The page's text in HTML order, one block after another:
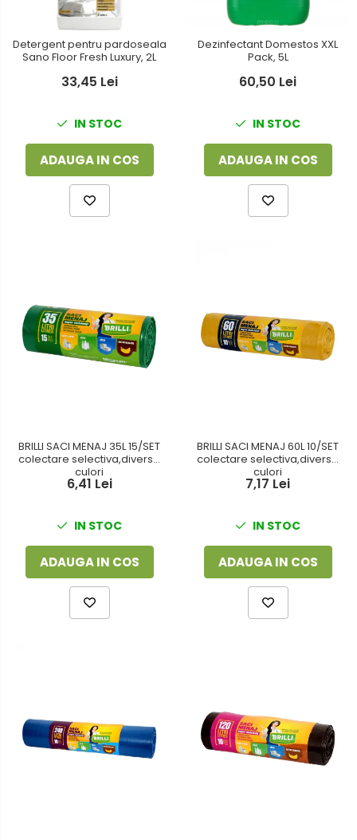
Detergent pentru pardoseala
Sano Floor Fresh Luxury, 2L
33,45 Lei
IN STOC
ADAUGA IN COS
Dezinfectant Domestos XXL
Pack, 5L
60,50 Lei
IN STOC
ADAUGA IN COS
BRILLI SACI MENAJ 35L 15/SET
colectare selectiva,diverse
culori
6,41 Lei
IN STOC
ADAUGA IN COS
BRILLI SACI MENAJ 60L 10/SET
colectare selectiva,diverse
culori
7,17 Lei
IN STOC
ADAUGA IN COS